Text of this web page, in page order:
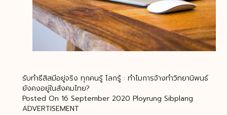
รับทำธีสิสมีอยู่จริง ทุกคนรู้ โลกรู้ : ทำไมการจ้างทำวิทยานิพนธ์
ยังคงอยู่ในสังคมไทย?
Posted On 16 September 2020 Ployrung Sibplang
ADVERTISEMENT